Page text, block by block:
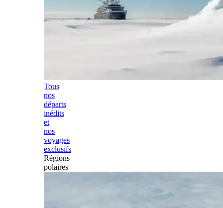
Tous
nos
départs
inédits
et
nos
voyages
exclusifs
Régions
polaires